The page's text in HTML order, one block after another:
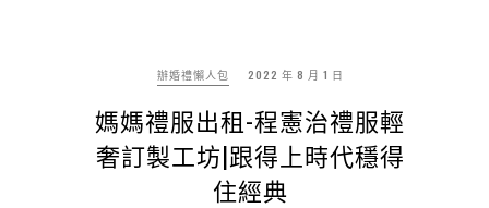
辦婚禮懶人包 2022 年 8 月 1 日
媽媽禮服出租-程憲治禮服輕
奢訂製工坊|跟得上時代穩得
住經典